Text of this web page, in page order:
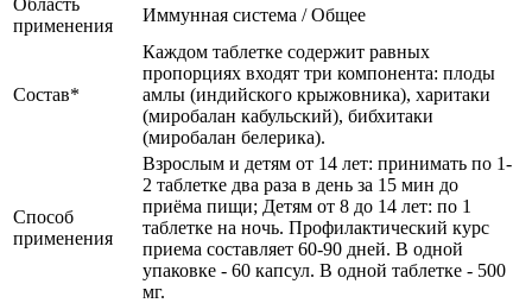
применения
Иммунная система / Общее
Состав*
Каждом таблетке содержит равных
пропорциях входят три компонента: плоды
амлы (индийского крыжовника), харитаки
(миробалан кабульский), бибхитаки
(миробалан белерика).
Способ
применения
Взрослым и детям от 14 лет: принимать по 1-
2 таблетке два раза в день за 15 мин до
приёма пищи; Детям от 8 до 14 лет: по 1
таблетке на ночь. Профилактический курс
приема составляет 60-90 дней. В одной
упаковке - 60 капсул. В одной таблетке - 500
мг.